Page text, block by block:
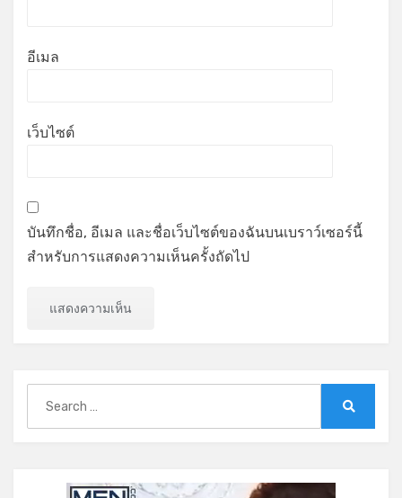
อีเมล
เว็บไซต์
บันทึกชื่อ, อีเมล และชื่อเว็บไซต์ของฉันบนเบราว์เซอร์นี้
สำหรับการแสดงความเห็นครั้งถัดไป
for: